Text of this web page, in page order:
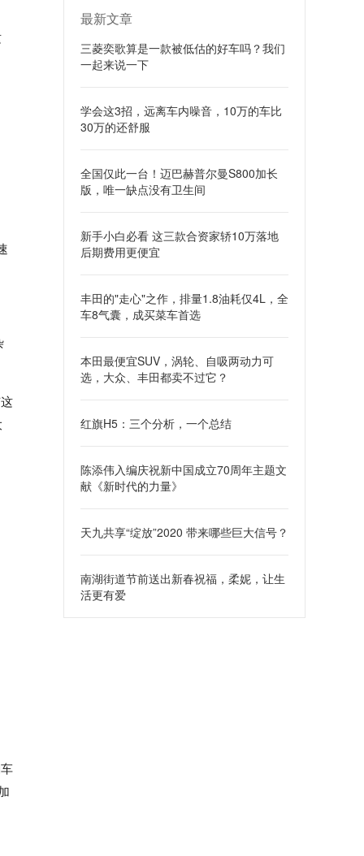
最新文章
三菱奕歌算是一款被低估的好车吗？我们
一起来说一下
学会这3招，远离车内噪音，10万的车比
30万的还舒服
全国仅此一台！迈巴赫普尔曼S800加长
版，唯一缺点没有卫生间
新手小白必看 这三款合资家轿10万落地
后期费用更便宜
丰田的"走心"之作，排量1.8油耗仅4L，全
车8气囊，成买菜车首选
本田最便宜SUV，涡轮、自吸两动力可
选，大众、丰田都卖不过它？
红旗H5：三个分析，一个总结
陈添伟入编庆祝新中国成立70周年主题文
献《新时代的力量》
天九共享“绽放”2020 带来哪些巨大信号？
南湖街道节前送出新春祝福，柔妮，让生
活更有爱